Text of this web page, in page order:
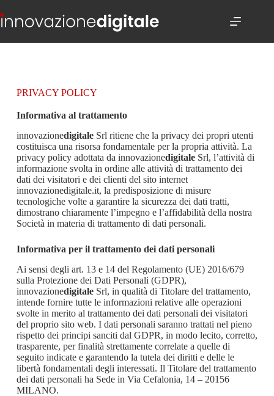
PRIVACY POLICY
Informativa al trattamento
innovazionedigitaleSrl ritiene che la privacy dei propri utenti
costituisca una risorsa fondamentale per la propria attività. La
privacy policy adottata da innovazionedigitaleSrl, l’attività di
informazione svolta in ordine alle attività di trattamento dei
dati dei visitatori e dei clienti del sito internet
innovazionedigitale.it, la predisposizione di misure
tecnologiche volte a garantire la sicurezza dei dati tratti,
dimostrano chiaramente l’impegno e l’affidabilità della nostra
Società in materia di trattamento di dati personali.
Informativa per il trattamento dei dati personali
Ai sensi degli art. 13 e 14 del Regolamento (UE) 2016/679
sulla Protezione dei Dati Personali (GDPR),
innovazionedigitaleSrl, in qualità di Titolare del trattamento,
intende fornire tutte le informazioni relative alle operazioni
svolte in merito al trattamento dei dati personali dei visitatori
del proprio sito web. I dati personali saranno trattati nel pieno
rispetto dei principi sanciti dal GDPR, in modo lecito, corretto,
trasparente, per finalità strettamente correlate a quelle di
seguito indicate e garantendo la tutela dei diritti e delle le
libertà fondamentali degli interessati. Il Titolare del trattamento
dei dati personali ha Sede in Via Cefalonia, 14 – 20156
MILANO.